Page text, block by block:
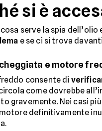
si è
serve la spia
e se ci si trova
e motore
consente di
circola come dovrebbe
gravemente. Nei casi
definitivamente